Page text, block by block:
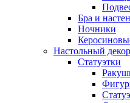
Бра и
Ночники
Настольный декор
Статуэтки